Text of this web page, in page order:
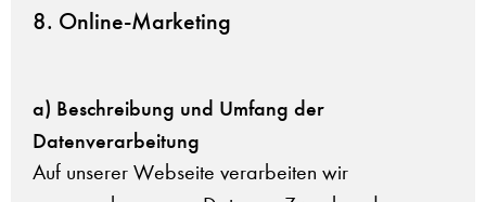
8. Online-Marketing
a) Beschreibung und Umfang der
Datenverarbeitung
Auf unserer Webseite verarbeiten wir